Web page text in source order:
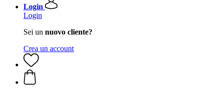
Login
Login
Sei un nuovo cliente?
Crea un account